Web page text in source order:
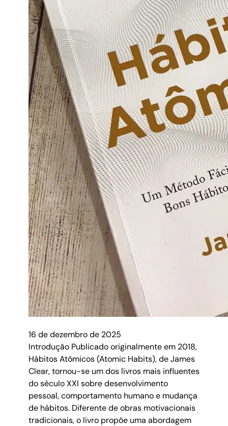
16 de dezembro de 2025
Introdução Publicado originalmente em 2018,
Hábitos Atômicos (Atomic Habits), de James
Clear, tornou-se um dos livros mais influentes
do século XXI sobre desenvolvimento
pessoal, comportamento humano e mudança
de hábitos. Diferente de obras motivacionais
tradicionais, o livro propõe uma abordagem